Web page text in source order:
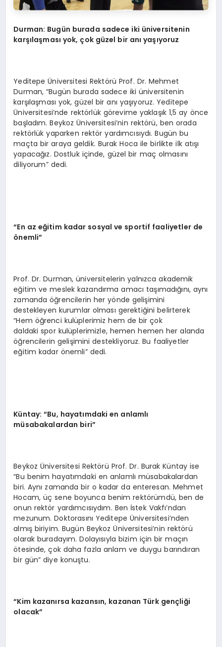
Durman: Bugün burada sadece iki üniversitenin
karşılaşması yok, çok güzel bir anı yaşıyoruz
Yeditepe Üniversitesi Rektörü Prof. Dr. Mehmet
Durman, “Bugün burada sadece iki üniversitenin
karşılaşması yok, güzel bir anı yaşıyoruz. Yeditepe
Üniversitesi’nde rektörlük görevime yaklaşık 1,5 ay önce
başladım. Beykoz Üniversitesi’nin rektörü, ben orada
rektörlük yaparken rektör yardımcısıydı. Bugün bu
maçta bir araya geldik. Burak Hoca ile birlikte ilk atışı
yapacağız. Dostluk içinde, güzel bir maç olmasını
diliyorum” dedi.
“En az eğitim kadar sosyal ve sportif faaliyetler de
önemli”
Prof. Dr. Durman, üniversitelerin yalnızca akademik
eğitim ve meslek kazandırma amacı taşımadığını, aynı
zamanda öğrencilerin her yönde gelişimini
destekleyen kurumlar olması gerektiğini belirterek
“Hem öğrenci kulüplerimiz hem de bir çok
daldaki spor kulüplerimizle, hemen hemen her alanda
öğrencilerin gelişimini destekliyoruz. Bu faaliyetler
eğitim kadar önemli” dedi.
Küntay:“Bu, hayatımdaki en anlamlı
müsabakalardan biri”
Beykoz Üniversitesi Rektörü Prof. Dr. Burak Küntay ise
“Bu benim hayatımdaki en anlamlı müsabakalardan
biri. Aynı zamanda bir o kadar da enteresan. Mehmet
Hocam, üç sene boyunca benim rektörümdü, ben de
onun rektör yardımcısıydım. Ben İstek Vakfı’ndan
mezunum. Doktorasını Yeditepe Üniversitesi’nden
almış biriyim. Bugün Beykoz Üniversitesi’nin rektörü
olarak buradayım. Dolayısıyla bizim için bir maçın
ötesinde, çok daha fazla anlam ve duygu barındıran
bir gün” diye konuştu.
“Kim kazanırsa kazansın, kazanan Türk gençliği
olacak”